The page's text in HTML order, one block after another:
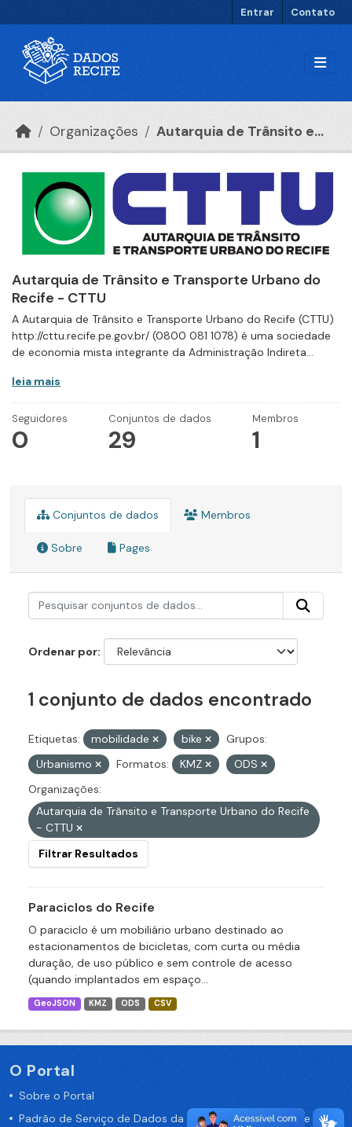
Entrar Contato
Organizações Autarquia de Trânsito e...
Autarquia de Trânsito e Transporte Urbano do
Recife - CTTU
A Autarquia de Trânsito e Transporte Urbano do Recife (CTTU)
http://cttu.recife.pe.gov.br/ (0800 081 1078) é uma sociedade
de economia mista integrante da Administração Indireta...
leia mais
Seguidores
0
Conjuntos de dados
29
Membros
1
Conjuntos de dados Membros
Sobre Pages
Ordenar por
1 conjunto de dados encontrado
Etiquetas: mobilidade bike
Grupos:
Urbanismo
Formatos: KMZ
ODS
Organizações:
Autarquia de Trânsito e Transporte Urbano do Recife
- CTTU
Filtrar Resultados
Paraciclos do Recife
O paraciclo é um mobiliário urbano destinado ao
estacionamentos de bicicletas, com curta ou média
duração, de uso público e sem controle de acesso
(quando implantados em espaço...
GeoJSON KMZ ODS CSV
O Portal
Sobre o Portal
Padrão de Serviço de Dados da Prefeitura da Cidade de